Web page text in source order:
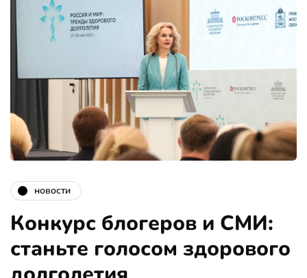
новости
Конкурс блогеров и СМИ:
станьте голосом здорового